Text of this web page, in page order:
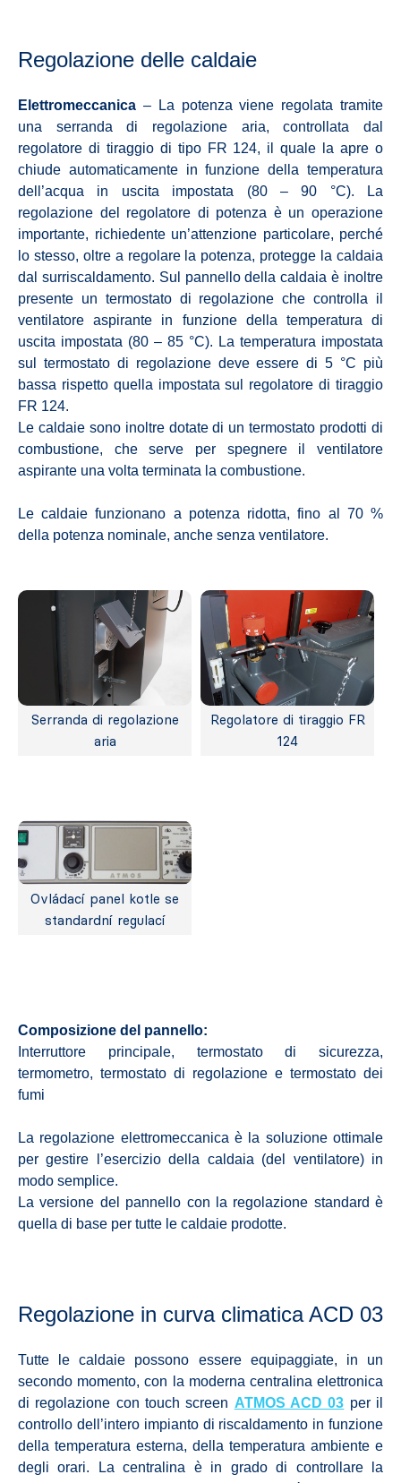
Regolazione delle caldaie
Elettromeccanica – La potenza viene regolata tramite
una serranda di regolazione aria, controllata dal
regolatore di tiraggio di tipo FR 124, il quale la apre o
chiude automaticamente in funzione della temperatura
dell’acqua in uscita impostata (80 – 90 °C). La
regolazione del regolatore di potenza è un operazione
importante, richiedente un’attenzione particolare, perché
lo stesso, oltre a regolare la potenza, protegge la caldaia
dal surriscaldamento. Sul pannello della caldaia è inoltre
presente un termostato di regolazione che controlla il
ventilatore aspirante in funzione della temperatura di
uscita impostata (80 – 85 °C). La temperatura impostata
sul termostato di regolazione deve essere di 5 °C più
bassa rispetto quella impostata sul regolatore di tiraggio
FR 124.
Le caldaie sono inoltre dotate di un termostato prodotti di
combustione, che serve per spegnere il ventilatore
aspirante una volta terminata la combustione.
Le caldaie funzionano a potenza ridotta, fino al 70 %
della potenza nominale, anche senza ventilatore.
Serranda di regolazione
aria
Regolatore di tiraggio FR
124
Ovládací panel kotle se
standardní regulací
Composizione del pannello:
Interruttore principale, termostato di sicurezza,
termometro, termostato di regolazione e termostato dei
fumi
La regolazione elettromeccanica è la soluzione ottimale
per gestire l’esercizio della caldaia (del ventilatore) in
modo semplice.
La versione del pannello con la regolazione standard è
quella di base per tutte le caldaie prodotte.
Regolazione in curva climaticaACD 03
Tutte le caldaie possono essere equipaggiate, in un
secondo momento, con la moderna centralina elettronica
di regolazione con touch screen ATMOS ACD 03 per il
controllo dell’intero impianto di riscaldamento in funzione
della temperatura esterna, della temperatura ambiente e
degli orari. La centralina è in grado di controllare la